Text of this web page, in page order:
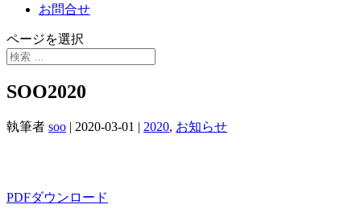
お問合せ
ページを選択
SOO2020
執筆者 soo | 2020-03-01 | 2020, お知らせ
PDFダウンロード